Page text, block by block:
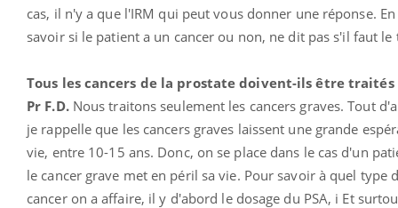
cas, il n'y a que l'IRM qui peut vous donner une réponse.
savoir si le patient a un cancer ou non, ne dit pas s'il faut le
Tous les cancers de la prostate doivent-ils être traités
Pr F.D.Nous traitons seulement les cancers graves. Tout
je rappelle que les cancers graves laissent une grande
vie, entre 10-15 ans. Donc, on se place dans le cas d'un
le cancer grave met en péril sa vie. Pour savoir à quel type
cancer on a affaire, il y d'abord le dosage du PSA, i Et